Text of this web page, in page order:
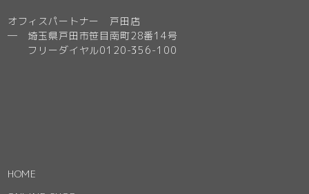
オフィスパートナー 戸田店
─ 埼玉県戸田市笹目南町28番14号
フリーダイヤル0120-356-100
HOME